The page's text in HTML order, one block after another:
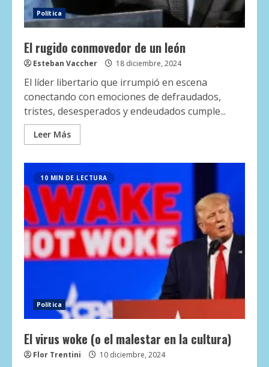
Política
El rugido conmovedor de un león
Esteban Vaccher 18 diciembre, 2024
El líder libertario que irrumpió en escena
conectando con emociones de defraudados,
tristes, desesperados y endeudados cumple...
Leer Más
10 MIN DE LECTURA
Política
El virus woke (o el malestar en la cultura)
Flor Trentini 10 diciembre, 2024